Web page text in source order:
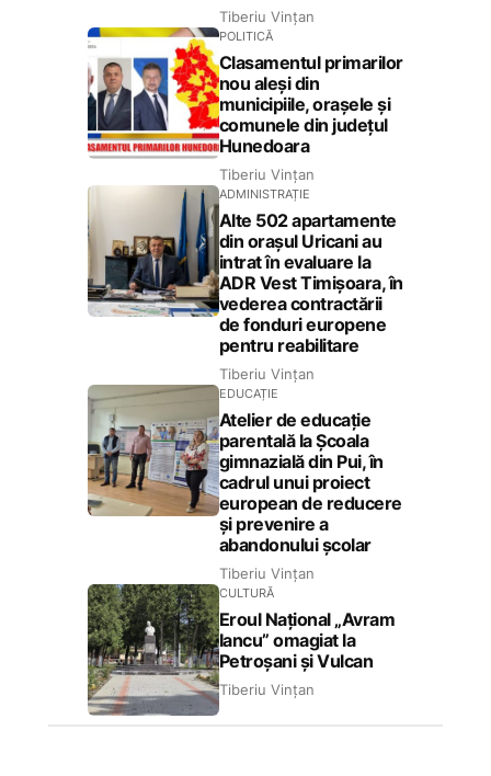
Tiberiu Vințan
POLITICĂ
Clasamentul primarilor
nou aleși din
municipiile, orașele și
comunele din județul
Hunedoara
Tiberiu Vințan
ADMINISTRAȚIE
Alte 502 apartamente
din orașul Uricani au
intrat în evaluare la
ADR Vest Timișoara, în
vederea contractării
de fonduri europene
pentru reabilitare
Tiberiu Vințan
EDUCAȚIE
Atelier de educație
parentală la Școala
gimnazială din Pui, în
cadrul unui proiect
european de reducere
și prevenire a
abandonului școlar
Tiberiu Vințan
CULTURĂ
Eroul Național „Avram
Iancu” omagiat la
Petroșani și Vulcan
Tiberiu Vințan